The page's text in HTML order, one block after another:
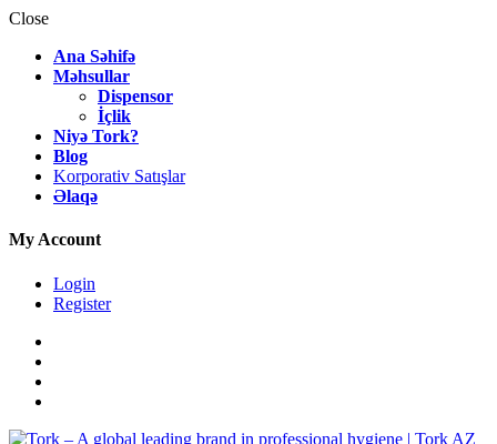
Close
Ana Səhifə
Məhsullar
Dispensor
İçlik
Niyə Tork?
Blog
Korporativ Satışlar
Əlaqə
My Account
Login
Register